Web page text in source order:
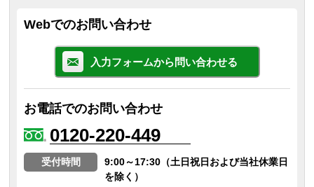
Webでのお問い合わせ
入力フォームから問い合わせる
お電話でのお問い合わせ
0120-220-449
受付時間
9:00～17:30（土日祝日および当社休業日
を除く）